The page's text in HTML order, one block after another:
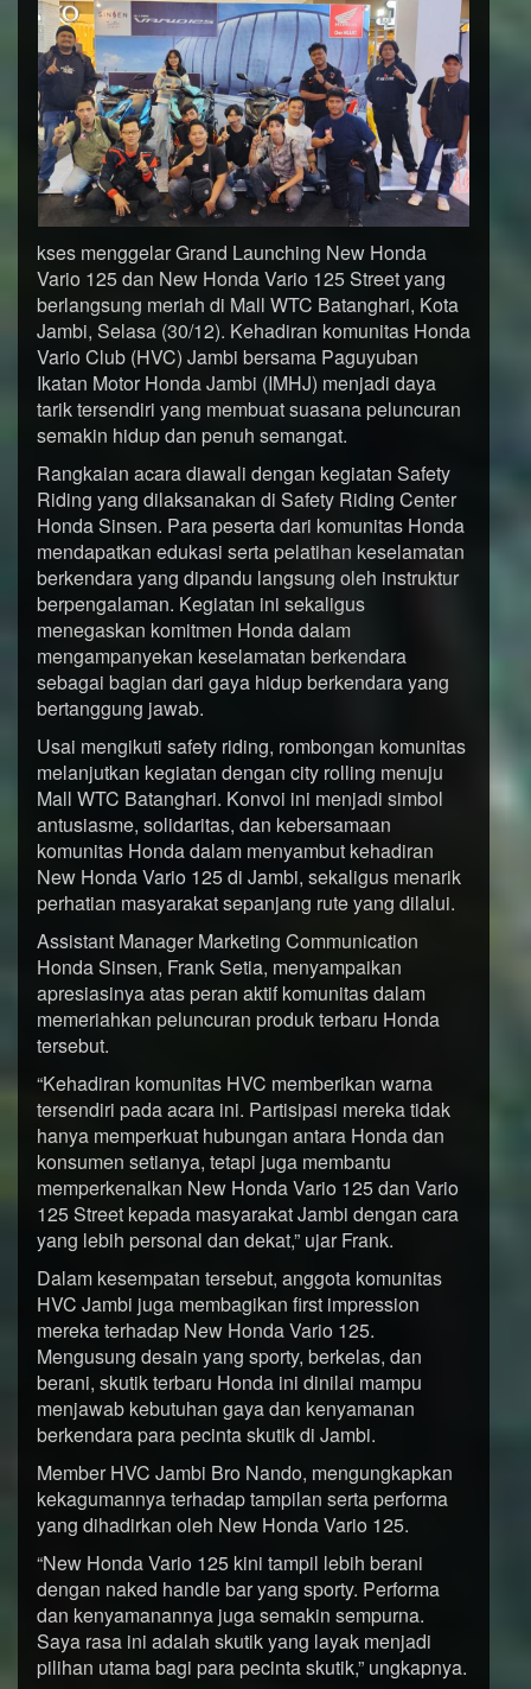
kses menggelar Grand Launching New Honda
Vario 125 dan New Honda Vario 125 Street yang
berlangsung meriah di Mall WTC Batanghari, Kota
Jambi, Selasa (30/12). Kehadiran komunitas Honda
Vario Club (HVC) Jambi bersama Paguyuban
Ikatan Motor Honda Jambi (IMHJ) menjadi daya
tarik tersendiri yang membuat suasana peluncuran
semakin hidup dan penuh semangat.
Rangkaian acara diawali dengan kegiatan Safety
Riding yang dilaksanakan di Safety Riding Center
Honda Sinsen. Para peserta dari komunitas Honda
mendapatkan edukasi serta pelatihan keselamatan
berkendara yang dipandu langsung oleh instruktur
berpengalaman. Kegiatan ini sekaligus
menegaskan komitmen Honda dalam
mengampanyekan keselamatan berkendara
sebagai bagian dari gaya hidup berkendara yang
bertanggung jawab.
Usai mengikuti safety riding, rombongan komunitas
melanjutkan kegiatan dengan city rolling menuju
Mall WTC Batanghari. Konvoi ini menjadi simbol
antusiasme, solidaritas, dan kebersamaan
komunitas Honda dalam menyambut kehadiran
New Honda Vario 125 di Jambi, sekaligus menarik
perhatian masyarakat sepanjang rute yang dilalui.
Assistant Manager Marketing Communication
Honda Sinsen, Frank Setia, menyampaikan
apresiasinya atas peran aktif komunitas dalam
memeriahkan peluncuran produk terbaru Honda
tersebut.
“Kehadiran komunitas HVC memberikan warna
tersendiri pada acara ini. Partisipasi mereka tidak
hanya memperkuat hubungan antara Honda dan
konsumen setianya, tetapi juga membantu
memperkenalkan New Honda Vario 125 dan Vario
125 Street kepada masyarakat Jambi dengan cara
yang lebih personal dan dekat,” ujar Frank.
Dalam kesempatan tersebut, anggota komunitas
HVC Jambi juga membagikan first impression
mereka terhadap New Honda Vario 125.
Mengusung desain yang sporty, berkelas, dan
berani, skutik terbaru Honda ini dinilai mampu
menjawab kebutuhan gaya dan kenyamanan
berkendara para pecinta skutik di Jambi.
Member HVC Jambi Bro Nando, mengungkapkan
kekagumannya terhadap tampilan serta performa
yang dihadirkan oleh New Honda Vario 125.
“New Honda Vario 125 kini tampil lebih berani
dengan naked handle bar yang sporty. Performa
dan kenyamanannya juga semakin sempurna.
Saya rasa ini adalah skutik yang layak menjadi
pilihan utama bagi para pecinta skutik,” ungkapnya.